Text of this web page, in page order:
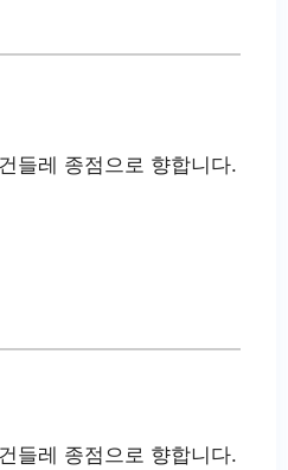
들레 종점으로 향합니다.
들레 종점으로 향합니다.